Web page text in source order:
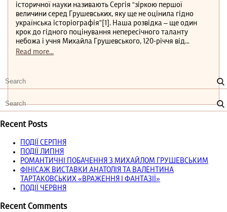
історичної науки називають Сергія “зіркою першої
величини серед Грушевських, яку ще не оцінила гідно
українська історіографія”[1]. Наша розвідка – ще один
крок до гідного поцінування непересічного таланту
небожа і учня Михайла Грушевського, 120-річчя від...
Read more...
Recent Posts
ПОДІЇ СЕРПНЯ
ПОДІЇ ЛИПНЯ
РОМАНТИЧНІ ПОБАЧЕННЯ З МИХАЙЛОМ ГРУШЕВСЬКИМ
ФІНІСАЖ ВИСТАВКИ АНАТОЛІЯ ТА ВАЛЕНТИНА
ТАРТАКОВСЬКИХ «ВРАЖЕННЯ І ФАНТАЗІЇ»
ПОДІЇ ЧЕРВНЯ
Recent Comments